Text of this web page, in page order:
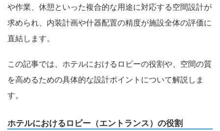
や作業、休憩といった複合的な用途に対応する空間設計が
求められ、内装計画や什器配置の精度が施設全体の評価に
直結します。
この記事では、ホテルにおけるロビーの役割や、空間の質
を高めるための具体的な設計ポイントについて解説しま
す。
ホテルにおけるロビー（エントランス）の役割